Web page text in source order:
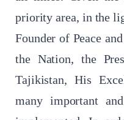
priority area, in the
Founder of Peace
the Nation, the
Tajikistan, His
many important